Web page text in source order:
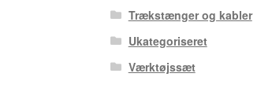
Trækstænger og kabler
Ukategoriseret
Værktøjssæt